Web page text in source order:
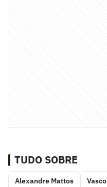
TUDO SOBRE
Alexandre Mattos Vasco